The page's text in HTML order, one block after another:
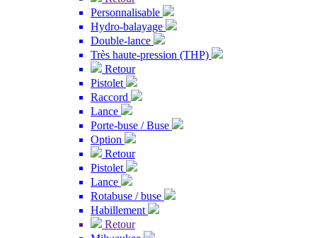
Personnalisable
Hydro-balayage
Double-lance
Très haute-pression (THP)
Retour
Pistolet
Raccord
Lance
Porte-buse / Buse
Option
Retour
Pistolet
Lance
Rotabuse / buse
Habillement
Retour